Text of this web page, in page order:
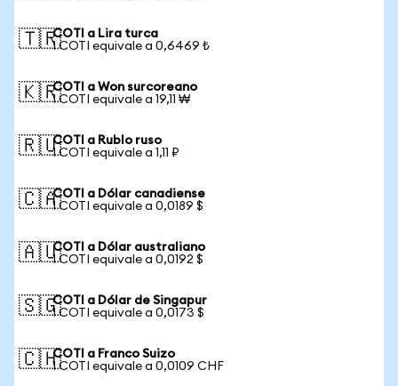
🇹🇷COTI a Lira turca
1 COTI equivale a 0,6469 ₺
🇰🇷COTI a Won surcoreano
1 COTI equivale a 19,11 ₩
🇷🇺COTI a Rublo ruso
1 COTI equivale a 1,11 ₽
🇨🇦COTI a Dólar canadiense
1 COTI equivale a 0,0189 $
🇦🇺COTI a Dólar australiano
1 COTI equivale a 0,0192 $
🇸🇬COTI a Dólar de Singapur
1 COTI equivale a 0,0173 $
🇨🇭COTI a Franco Suizo
1 COTI equivale a 0,0109 CHF